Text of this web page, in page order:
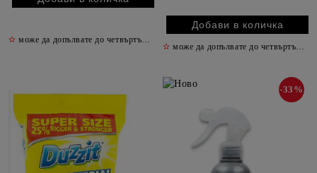
✫ може да допълвате до четвъртък включително
✫ може да допълвате до четвъртък включително
-33%